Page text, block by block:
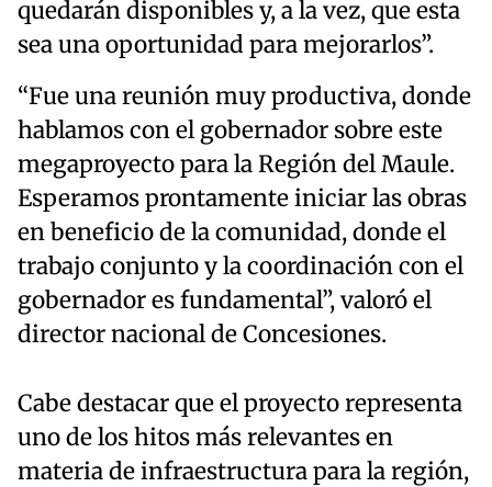
quedarán disponibles y, a la vez, que esta
sea una oportunidad para mejorarlos”.
“Fue una reunión muy productiva, donde
hablamos con el gobernador sobre este
megaproyecto para la Región del Maule.
Esperamos prontamente iniciar las obras
en beneficio de la comunidad, donde el
trabajo conjunto y la coordinación con el
gobernador es fundamental”, valoró el
director nacional de Concesiones.
Cabe destacar que el proyecto representa
uno de los hitos más relevantes en
materia de infraestructura para la región,